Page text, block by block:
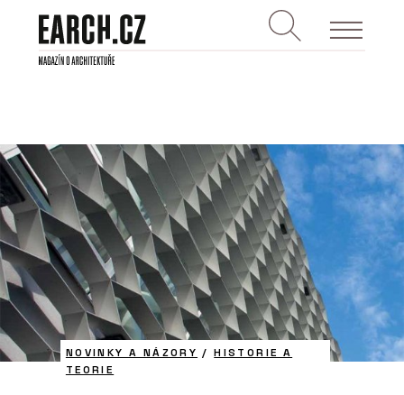
NOVINKY A NÁZORY /HISTORIE A
TEORIE